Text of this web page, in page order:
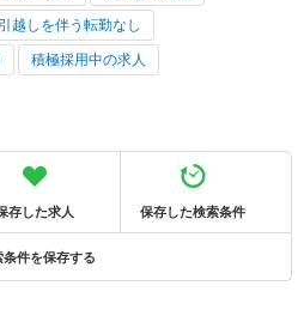
越しを伴う転勤なし
積極採用中の求人
存した求人 保存した検索条件
条件を保存する